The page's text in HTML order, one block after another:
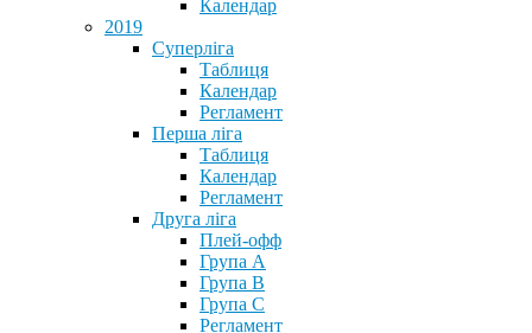
Календар
2019
Суперліга
Таблиця
Календар
Регламент
Перша ліга
Таблиця
Календар
Регламент
Друга ліга
Плей-офф
Група А
Група В
Група С
Регламент